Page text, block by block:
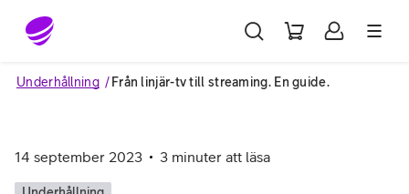
Gå till sidans innehåll
Underhållning Från linjär-tv till streaming. En guide.
14 september 2023 3 minuter att läsa